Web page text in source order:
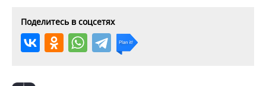
Поделитесь в соцсетях